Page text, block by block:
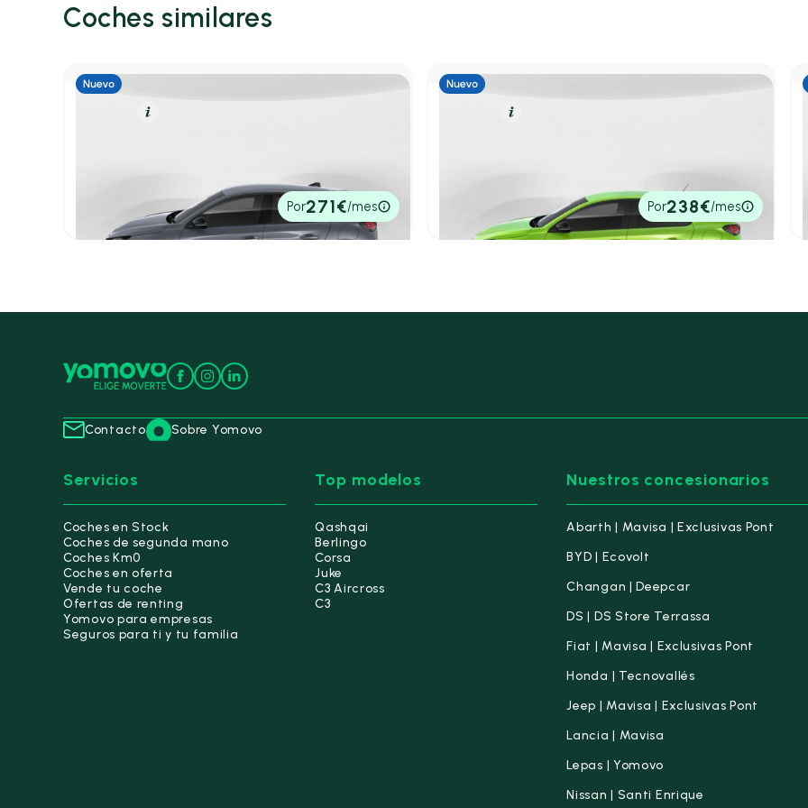
Coches similares
Automático
P.V.P. contado
Por271€/mes Por238€/mes
Contacto Sobre Yomovo
Servicios
Coches en Stock
Coches de segunda mano
Coches Km0
Coches en oferta
Vende tu coche
Ofertas de renting
Yomovo para empresas
Seguros para ti y tu familia
Top modelos
Qashqai
Berlingo
Corsa
Juke
C3 Aircross
C3
Nuestros concesionarios
Abarth | Mavisa | Exclusivas Pont
BYD | Ecovolt
Changan | Deepcar
DS | DS Store Terrassa
Fiat | Mavisa | Exclusivas Pont
Honda | Tecnovallés
Jeep | Mavisa | Exclusivas Pont
Lancia | Mavisa
Lepas | Yomovo
Nissan | Santi Enrique